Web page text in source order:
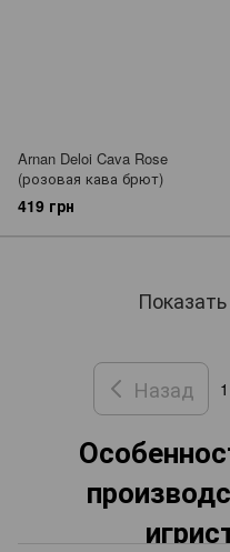
Arnan Deloi Cava Rose
(розовая кава брют)
419 грн
Назад 1